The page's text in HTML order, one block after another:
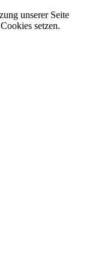
unserer Seite
setzen.